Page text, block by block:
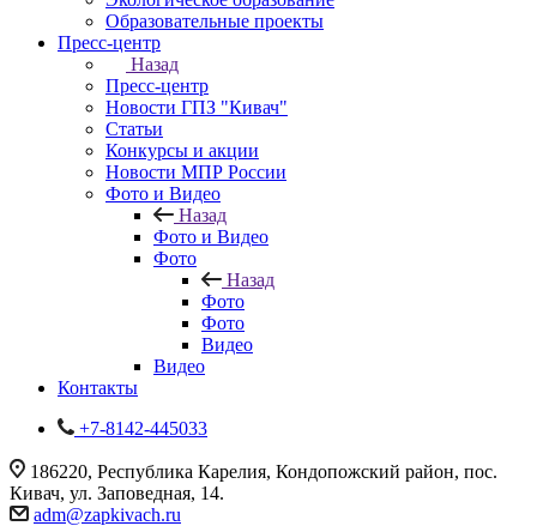
Образовательные проекты
Пресс-центр
Назад
Пресс-центр
Новости ГПЗ "Кивач"
Статьи
Конкурсы и акции
Новости МПР России
Фото и Видео
Назад
Фото и Видео
Фото
Назад
Фото
Фото
Видео
Видео
Контакты
+7-8142-445033
186220, Республика Карелия, Кондопожский район, пос.
Кивач, ул. Заповедная, 14.
adm@zapkivach.ru